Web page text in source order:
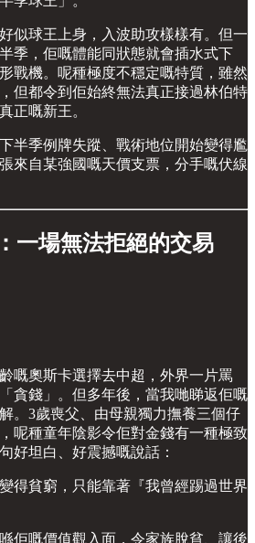
似球王上身，入波助攻樣樣有。但一
季，佢嘅體能同狀態就會插水式下
戰機。呢種極度不穩定嘅特質，雖然
但都令到佢始終無法真正接過林伯特
正嘅新王。
半季例牌失蹤、戰術地位開始變得尷
來自某強國嘅天價支票，分手嘅伏線
一場無法拒絕的交易
嘅奧斯卡選擇去中超，外界一片罵
貪錢」。但多年後，當我哋睇返佢嘅
。3歲喪父、由母親獨力撫養三個仔
呢種童年陰影令佢對金錢有一種極致
好坦白、好震撼嘅說話：
得貧窮，只能靠著『我曾經踢過世界
佢嘅價值觀入面，令家族脫貧、讓後